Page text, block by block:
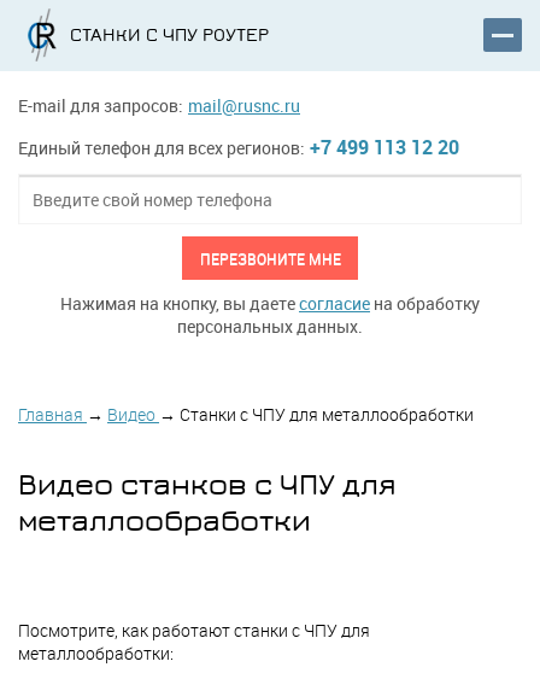
СТАНКИ С ЧПУ РОУТЕР
E-mail для запросов: mail@rusnc.ru
Единый телефон для всех регионов: +7 499 113 12 20
ПЕРЕЗВОНИТЕ МНЕ
Нажимая на кнопку, вы даетесогласие на обработку
персональных данных.
Главная → Видео → Станки с ЧПУ для металлообработки
Видео станков с ЧПУ для
металлообработки
Посмотрите, как работают станки с ЧПУ для
металлообработки: